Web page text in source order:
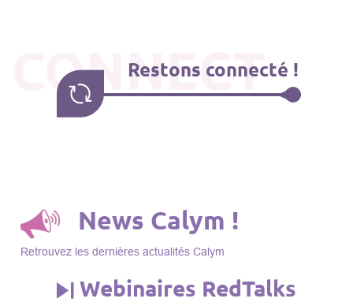
CONNECT
Restons connecté !
News Calym !
Retrouvez les dernières actualités Calym
Webinaires RedTalks